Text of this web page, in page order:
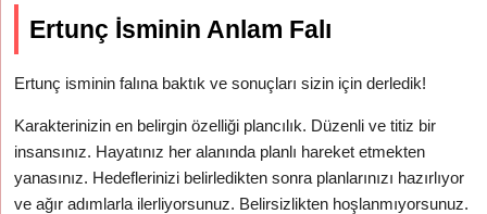
Ertunç İsminin Anlam Falı
Ertunç isminin falına baktık ve sonuçları sizin için derledik!
Karakterinizin en belirgin özelliği plancılık. Düzenli ve titiz bir
insansınız. Hayatınız her alanında planlı hareket etmekten
yanasınız. Hedeflerinizi belirledikten sonra planlarınızı hazırlıyor
ve ağır adımlarla ilerliyorsunuz. Belirsizlikten hoşlanmıyorsunuz.